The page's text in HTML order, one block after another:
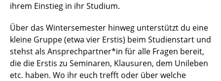
ihrem Einstieg in ihr Studium.
Über das Wintersemester hinweg unterstützt du eine
kleine Gruppe (etwa vier Erstis) beim Studienstart und
stehst als Ansprechpartner*in für alle Fragen bereit,
die die Erstis zu Seminaren, Klausuren, dem Unileben
etc. haben. Wo ihr euch trefft oder über welche